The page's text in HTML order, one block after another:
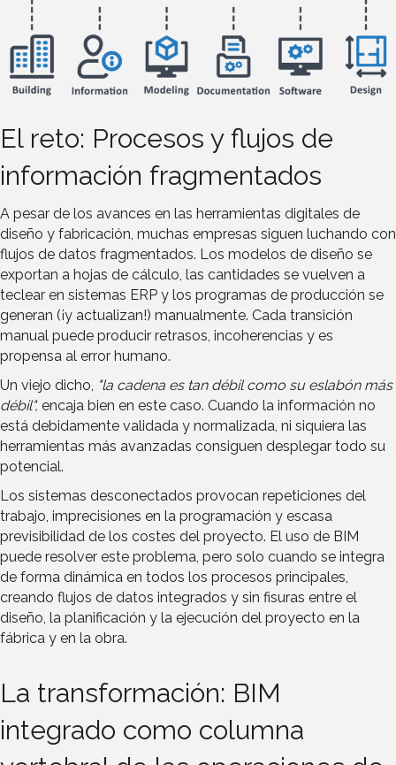
El reto: Procesos y flujos de
información fragmentados
A pesar de los avances en las herramientas digitales de
diseño y fabricación, muchas empresas siguen luchando con
flujos de datos fragmentados. Los modelos de diseño se
exportan a hojas de cálculo, las cantidades se vuelven a
teclear en sistemas ERP y los programas de producción se
generan (¡y actualizan!) manualmente. Cada transición
manual puede producir retrasos, incoherencias y es
propensa al error humano.
Un viejo dicho, "la cadena es tan débil como su eslabón más
débil", encaja bien en este caso. Cuando la información no
está debidamente validada y normalizada, ni siquiera las
herramientas más avanzadas consiguen desplegar todo su
potencial.
Los sistemas desconectados provocan repeticiones del
trabajo, imprecisiones en la programación y escasa
previsibilidad de los costes del proyecto. El uso de BIM
puede resolver este problema, pero solo cuando se integra
de forma dinámica en todos los procesos principales,
creando flujos de datos integrados y sin fisuras entre el
diseño, la planificación y la ejecución del proyecto en la
fábrica y en la obra.
La transformación: BIM
integrado como columna